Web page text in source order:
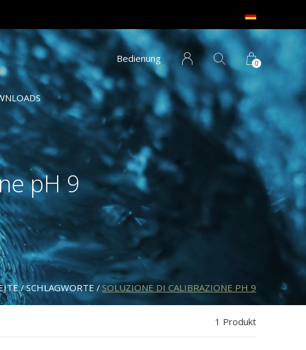
Bedienung 0
pH 9
SCHLAGWORTE SOLUZIONE DI CALIBRAZIONE PH 9
1 Produkt